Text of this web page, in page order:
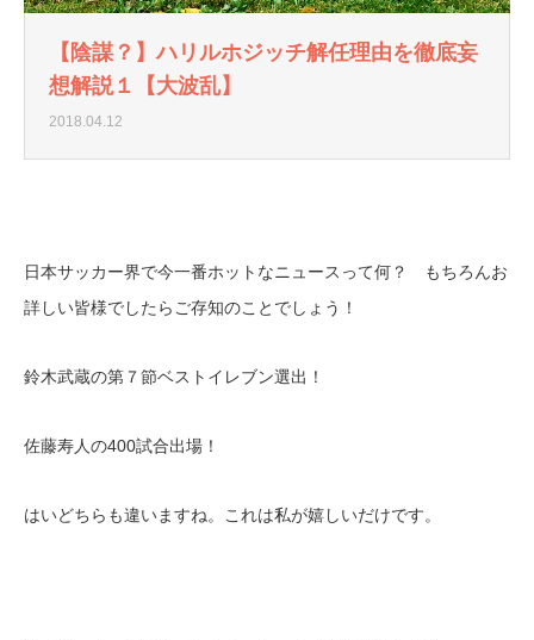
【陰謀？】ハリルホジッチ解任理由を徹底妄
想解説１【大波乱】
2018.04.12
日本サッカー界で今一番ホットなニュースって何？ もちろんお
詳しい皆様でしたらご存知のことでしょう！
鈴木武蔵の第７節ベストイレブン選出！
佐藤寿人の400試合出場！
はいどちらも違いますね。これは私が嬉しいだけです。